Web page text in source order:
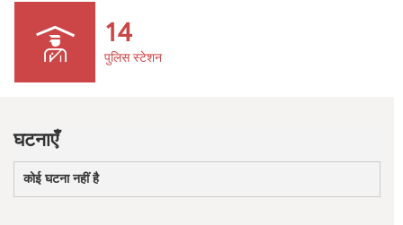
14
पुलिस स्टेशन
घटनाएँ
कोई घटना नहीं है